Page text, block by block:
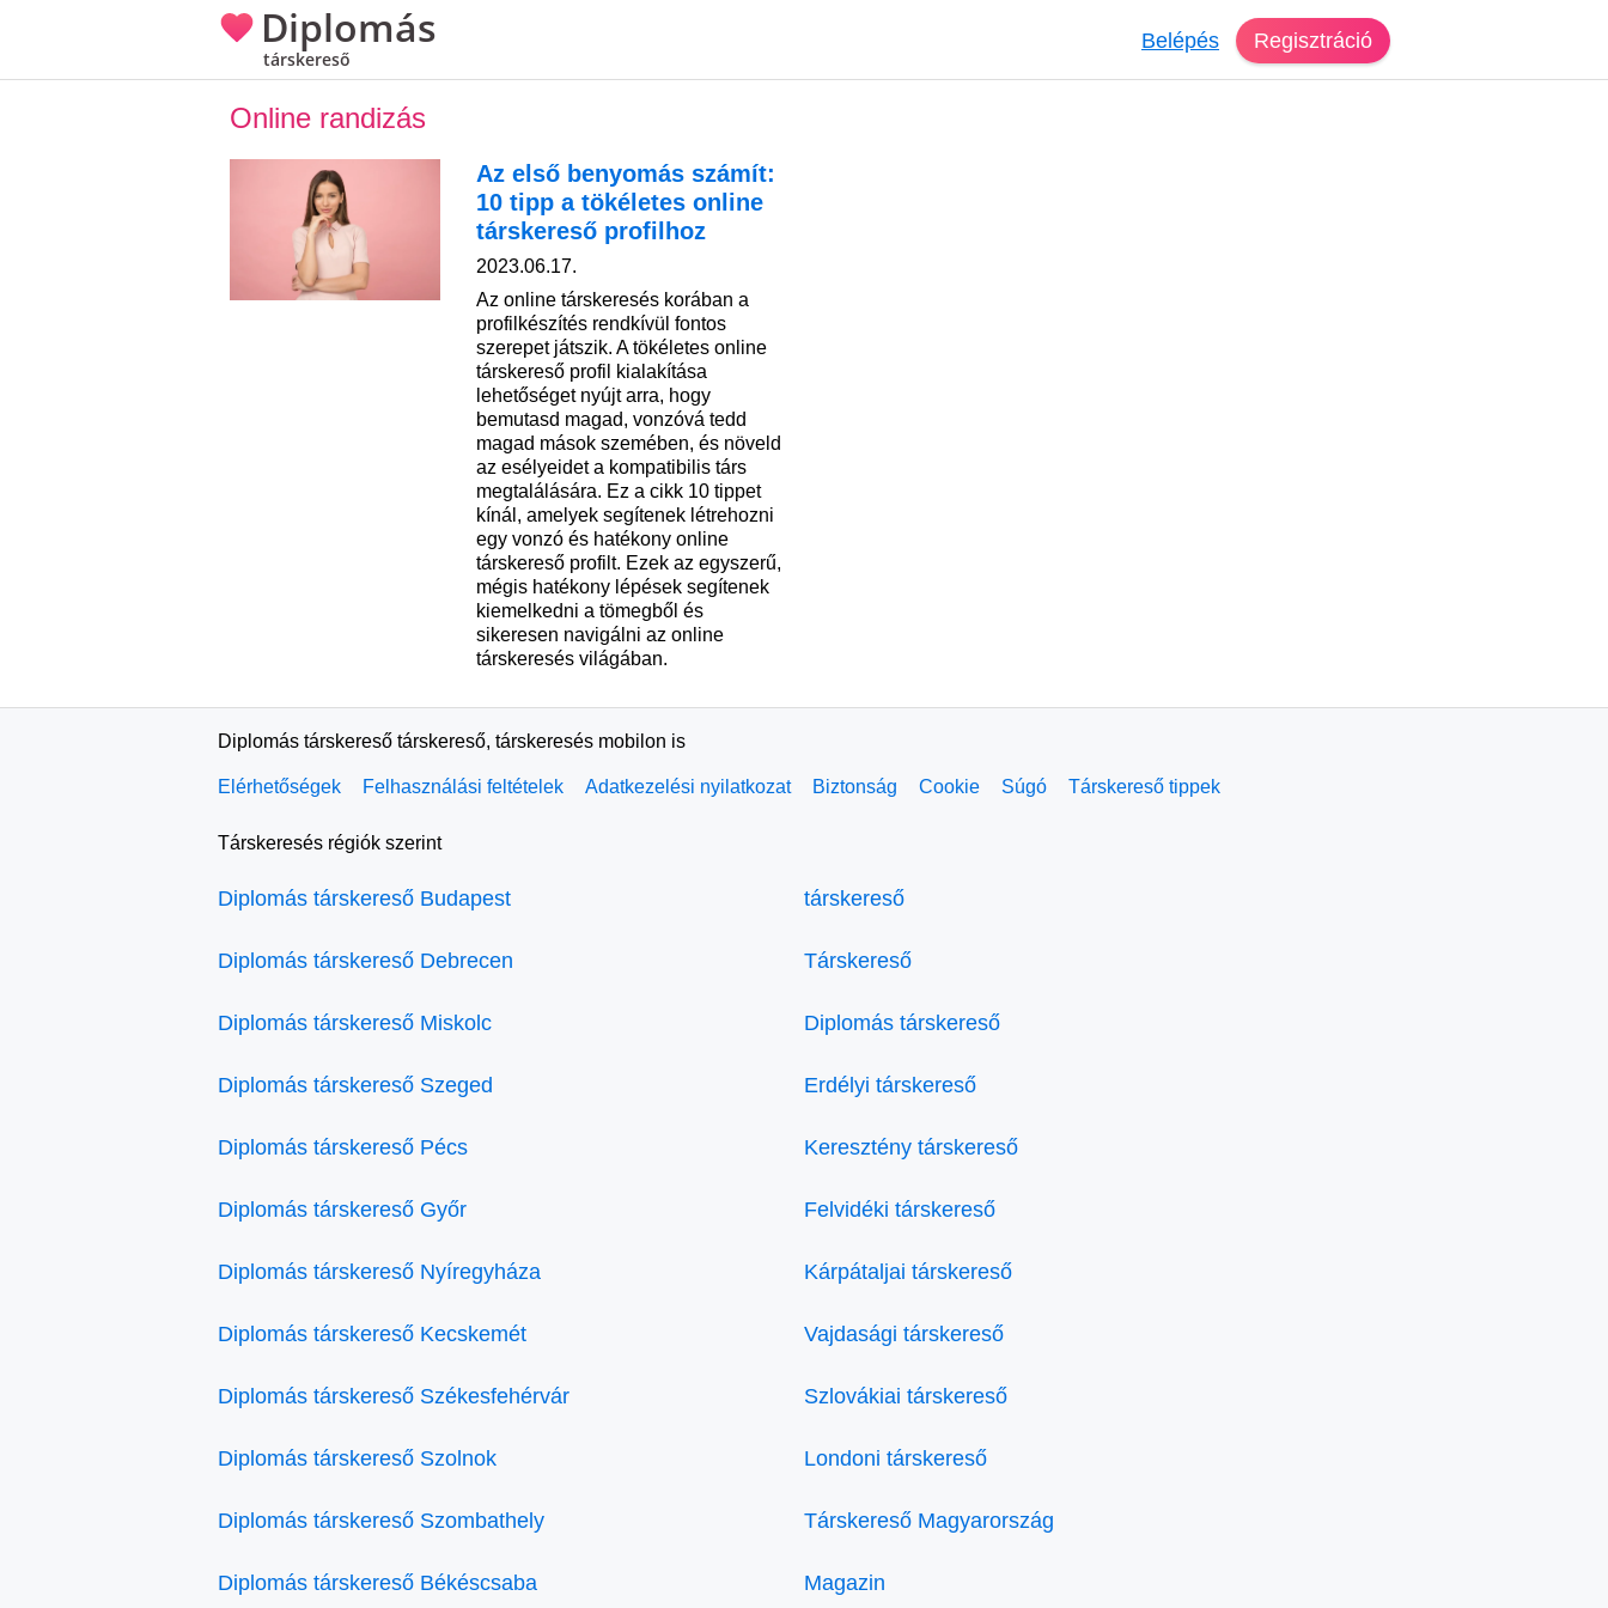
Diplomás
társkereső
Belépés Regisztráció
Online randizás
Az első benyomás számít:
10 tipp a tökéletes online
társkereső profilhoz
2023.06.17.
Az online társkeresés korában a
profilkészítés rendkívül fontos
szerepet játszik. A tökéletes online
társkereső profil kialakítása
lehetőséget nyújt arra, hogy
bemutasd magad, vonzóvá tedd
magad mások szemében, és növeld
az esélyeidet a kompatibilis társ
megtalálására. Ez a cikk 10 tippet
kínál, amelyek segítenek létrehozni
egy vonzó és hatékony online
társkereső profilt. Ezek az egyszerű,
mégis hatékony lépések segítenek
kiemelkedni a tömegből és
sikeresen navigálni az online
társkeresés világában.
Diplomás társkereső társkereső, társkeresés mobilon is
Elérhetőségek Felhasználási feltételek Adatkezelési nyilatkozat Biztonság Cookie Súgó Társkereső tippek
Társkeresés régiók szerint
Diplomás társkereső Budapest
Diplomás társkereső Debrecen
Diplomás társkereső Miskolc
Diplomás társkereső Szeged
Diplomás társkereső Pécs
Diplomás társkereső Győr
Diplomás társkereső Nyíregyháza
Diplomás társkereső Kecskemét
Diplomás társkereső Székesfehérvár
Diplomás társkereső Szolnok
Diplomás társkereső Szombathely
Diplomás társkereső Békéscsaba
társkereső
Társkereső
Diplomás társkereső
Erdélyi társkereső
Keresztény társkereső
Felvidéki társkereső
Kárpátaljai társkereső
Vajdasági társkereső
Szlovákiai társkereső
Londoni társkereső
Társkereső Magyarország
Magazin